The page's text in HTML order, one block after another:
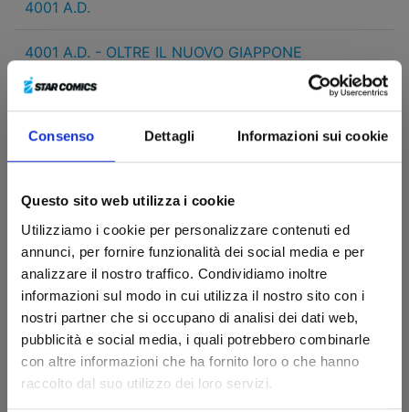
Consenso Dettagli Informazioni sui cookie
Questo sito web utilizza i cookie
Utilizziamo i cookie per personalizzare contenuti ed
annunci, per fornire funzionalità dei social media e per
analizzare il nostro traffico. Condividiamo inoltre
informazioni sul modo in cui utilizza il nostro sito con i
nostri partner che si occupano di analisi dei dati web,
pubblicità e social media, i quali potrebbero combinarle
con altre informazioni che ha fornito loro o che hanno
raccolto dal suo utilizzo dei loro servizi.
4001 A.D.
4001 A.D. - OLTRE IL NUOVO GIAPPONE
5 CM AL SECONDO
<HARMONY/>
A SILENT VOICE
A+A LE AVVENTURE DI ARCHER E ARMSTRONG
AD ASTRA
AJIN - DEMI HUMAN